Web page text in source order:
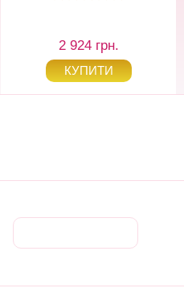
2 924 грн.